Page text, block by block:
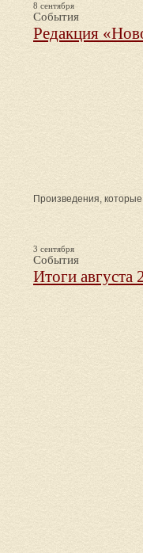
8 сентября
События
Редакция
Произведения,
3 сентября
События
Итоги августа